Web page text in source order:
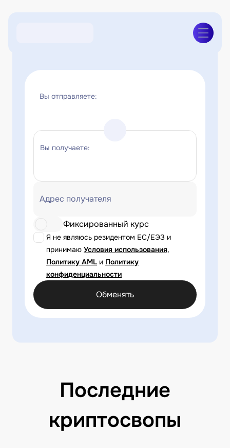
Вы отправляете:
Вы получаете:
Адрес получателя
Я не являюсь резидентом ЕС/ЕЭЗ и
принимаю Условия использования,
Политику AML и Политику
конфиденциальности
Фиксированный курс
Обменять
Последние
криптосвопы